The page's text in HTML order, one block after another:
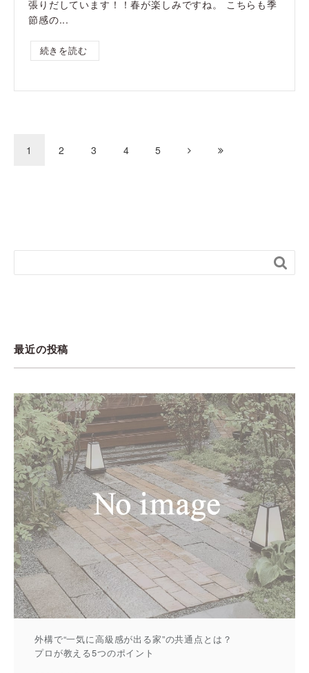
張りだしています！！春が楽しみですね。 こちらも季
節感の...
続きを読む
1 2 3 4 5

最近の投稿
外構で“一気に高級感が出る家”の共通点とは？
プロが教える5つのポイント